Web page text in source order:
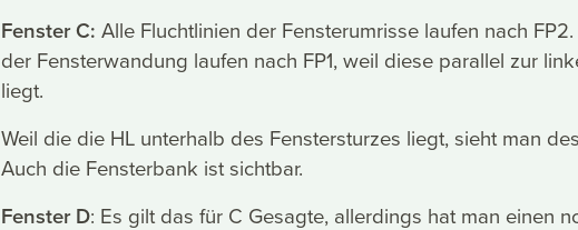
Fenster C: Alle Fluchtlinien der Fensterumrisse laufen nach
der Fensterwandung laufen nach FP1, weil diese parallel zur
liegt.
Weil die die HL unterhalb des Fenstersturzes liegt, sieht man
Auch die Fensterbank ist sichtbar.
Fenster D: Es gilt das für C Gesagte, allerdings hat man einen